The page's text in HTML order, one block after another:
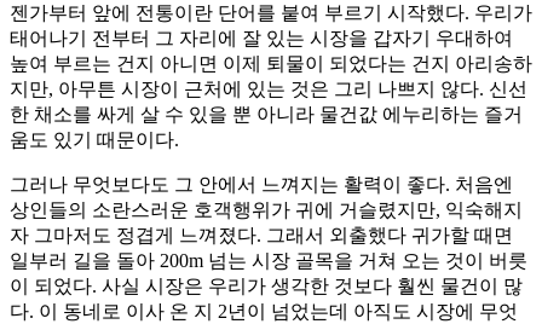
젠가부터 앞에 전통이란 단어를 붙여 부르기 시작했다. 우리가
태어나기 전부터 그 자리에 잘 있는 시장을 갑자기 우대하여
높여 부르는 건지 아니면 이제 퇴물이 되었다는 건지 아리송하
지만, 아무튼 시장이 근처에 있는 것은 그리 나쁘지 않다. 신선
한 채소를 싸게 살 수 있을 뿐 아니라 물건값 에누리하는 즐거
움도 있기 때문이다.
그러나 무엇보다도 그 안에서 느껴지는 활력이 좋다. 처음엔
상인들의 소란스러운 호객행위가 귀에 거슬렸지만, 익숙해지
자 그마저도 정겹게 느껴졌다. 그래서 외출했다 귀가할 때면
일부러 길을 돌아 200m 넘는 시장 골목을 거쳐 오는 것이 버릇
이 되었다. 사실 시장은 우리가 생각한 것보다 훨씬 물건이 많
다. 이 동네로 이사 온 지 2년이 넘었는데 아직도 시장에 무엇